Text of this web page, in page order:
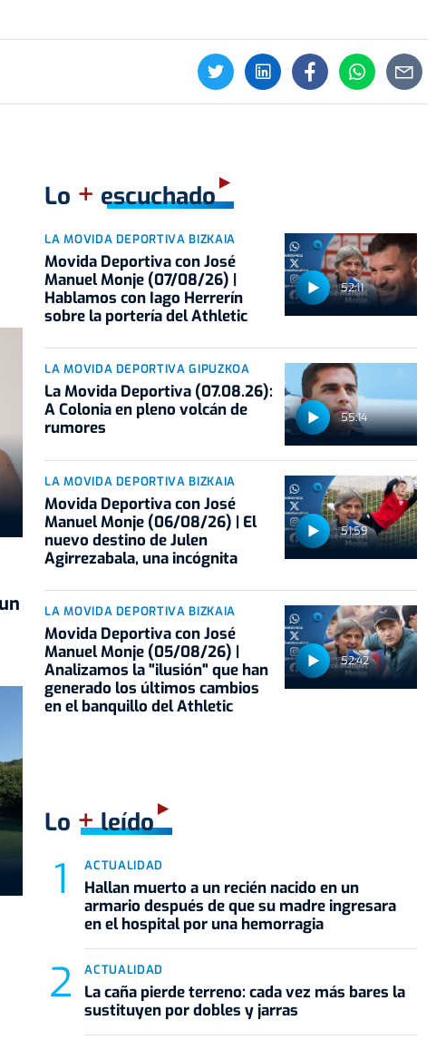
Lo + escuchado
52:11
LA MOVIDA DEPORTIVA BIZKAIA
Movida Deportiva con José
Manuel Monje (07/08/26) |
Hablamos con Iago Herrerín
sobre la portería del Athletic
55:14
LA MOVIDA DEPORTIVA GIPUZKOA
La Movida Deportiva (07.08.26):
A Colonia en pleno volcán de
rumores
51:59
LA MOVIDA DEPORTIVA BIZKAIA
Movida Deportiva con José
Manuel Monje (06/08/26) | El
nuevo destino de Julen
Agirrezabala, una incógnita
52:42
LA MOVIDA DEPORTIVA BIZKAIA
Movida Deportiva con José
Manuel Monje (05/08/26) |
Analizamos la "ilusión" que han
generado los últimos cambios
en el banquillo del Athletic
Lo +leído
ACTUALIDAD
Hallan muerto a un recién nacido en un
armario después de que su madre ingresara
en el hospital por una hemorragia
ACTUALIDAD
La caña pierde terreno: cada vez más bares la
sustituyen por dobles y jarras